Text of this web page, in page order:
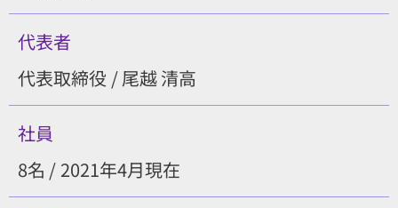
代表者
代表取締役 / 尾越 清高
社員
8名 / 2021年4月現在